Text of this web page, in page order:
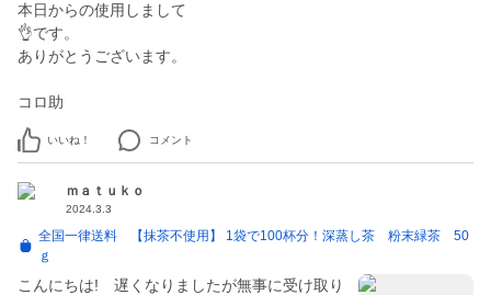
本日からの使用しまして
👌です。
ありがとうございます。
コロ助
いいね！ コメント
ｍａｔｕｋｏ
2024.3.3
全国一律送料 【抹茶不使用】 1袋で100杯分！深蒸し茶 粉末緑茶 50
ｇ
こんにちは! 遅くなりましたが無事に受け取り